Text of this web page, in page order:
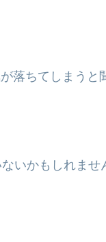
落ちてしまうと
いかもしれませ